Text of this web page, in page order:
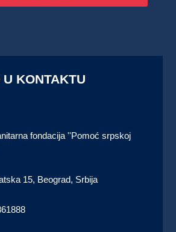
KONTAKTU
fondacija ''Pomoć srpskoj
15, Beograd, Srbija